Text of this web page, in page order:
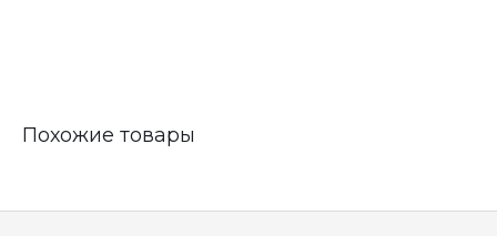
Похожие товары